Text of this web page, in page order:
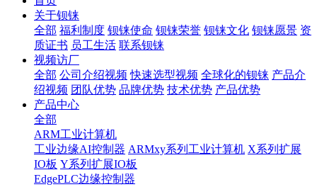
关于钡铼
全部 福利制度 钡铼使命 钡铼荣誉 钡铼文化 钡铼愿景 资
质证书 员工生活 联系钡铼
视频访厂
全部 公司介绍视频 快速选型视频 全球化的钡铼 产品介
绍视频 团队优势 品牌优势 技术优势 产品优势
产品中心
全部
ARM工业计算机
工业边缘AI控制器 ARMxy系列工业计算机 X系列扩展
IO板 Y系列扩展IO板
EdgePLC边缘控制器